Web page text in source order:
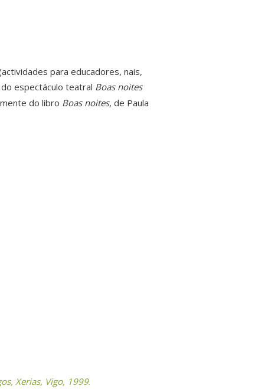
para educadores, nais,
do espectáculo teatral Boas noites
do libro Boas noites, de Paula
Xerias, Vigo, 1999.